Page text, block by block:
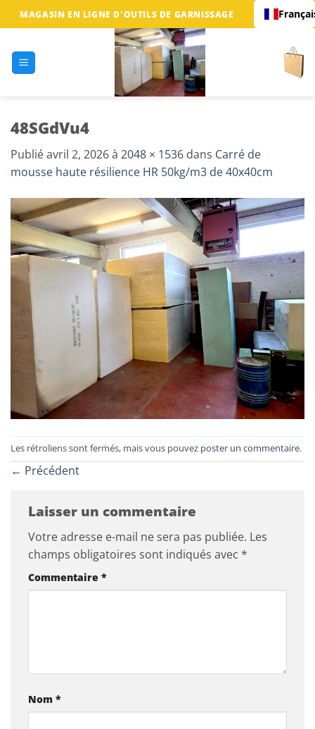
Passer
au
MAGASIN EN LIGNE D'OUTILS DE GARNISSAGE
48SGdVu4
Publiéavril 2, 2026à 2048 × 1536 dans Carré de
mousse haute résilience HR 50kg/m3 de 40x40cm
Les rétroliens sont fermés, mais vous pouvez poster un commentaire.
← Précédent
Laisser un commentaire
Votre adresse e-mail ne sera pas publiée. Les
champs obligatoires sont indiqués avec *
Commentaire *
Nom *